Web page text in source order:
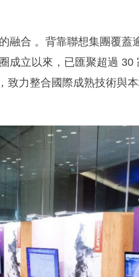
融合 。背靠聯想集團覆蓋
成立以來，已匯聚超過 30
力整合國際成熟技術與本